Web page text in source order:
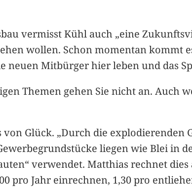
vermisst Kühl auch „eine
wollen. Schon momentan kommt
neuen Mitbürger hier leben und das
Themen gehen Sie nicht an. Auch
von Glück. „Durch die
liegen wie Blei in
verwendet. Matthias rechnet
pro Jahr einrechnen, 1,30 pro